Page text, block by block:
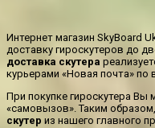
Интернет магазин SkyBoard
доставку гироскутеров до
доставка скутера
курьерами «Новая почта» по
При покупке гироскутера Вы
«самовызов». Таким
скутер из нашего главного